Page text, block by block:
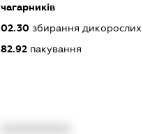
чагарників
02.30 збирання
82.92 пакування